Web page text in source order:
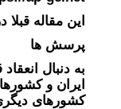
این مقاله
پرسش ها
به دنبال
ایران و
کشورهای